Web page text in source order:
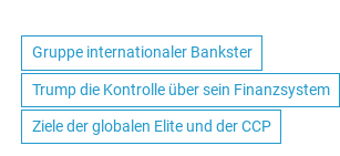
Gruppe internationaler Bankster
Trump die Kontrolle über sein Finanzsystem
Ziele der globalen Elite und der CCP